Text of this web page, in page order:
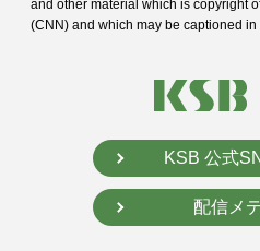
and other material which is copyright
(CNN) and which may be captioned in
KSB 公式
配信メ